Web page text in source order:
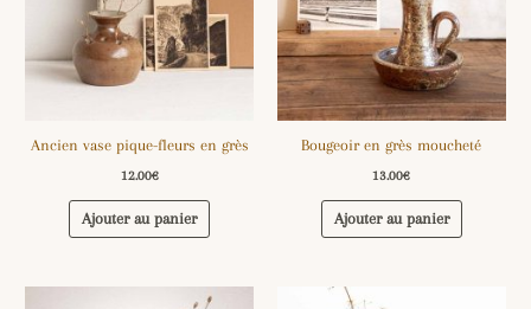
Ancien vase pique-fleurs en grès
12.00€
Ajouter au panier
Bougeoir en grès moucheté
13.00€
Ajouter au panier